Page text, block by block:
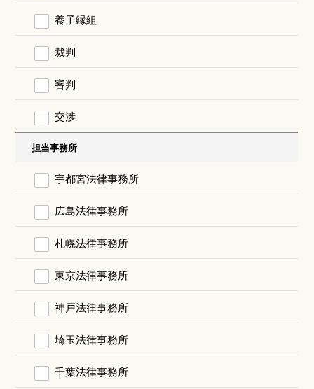
養子縁組
裁判
審判
交渉
担当事務所
宇都宮法律事務所
広島法律事務所
札幌法律事務所
東京法律事務所
神戸法律事務所
埼玉法律事務所
千葉法律事務所